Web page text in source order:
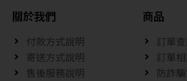
關於我們
付款方式說明
寄送方式說明
售後服務說明
商品
訂單
訂單
防詐